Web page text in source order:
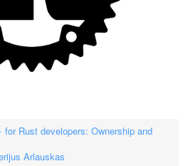
for Rust developers: Ownership and
Arlauskas